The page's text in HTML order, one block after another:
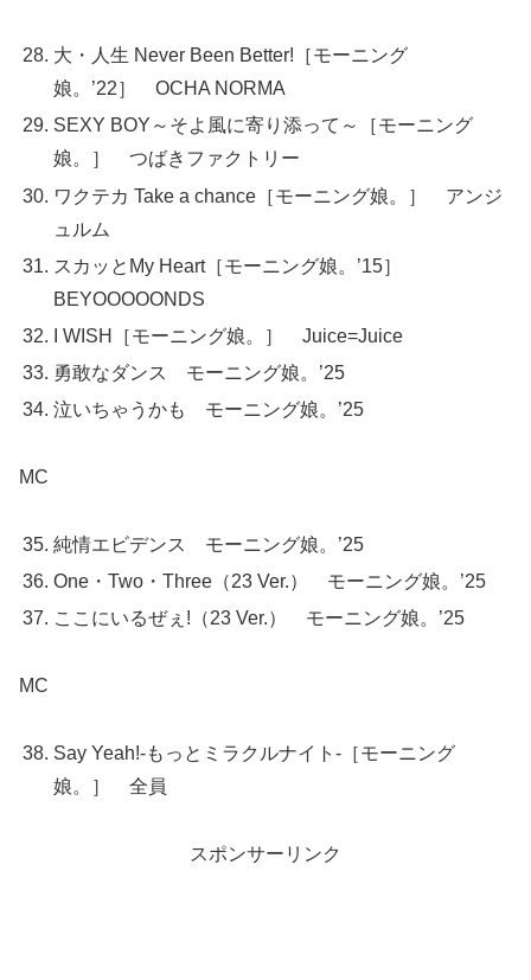
大・人生 Never Been Better!［モーニング
娘。’22］ OCHA NORMA
SEXY BOY～そよ風に寄り添って～［モーニング
娘。］ つばきファクトリー
ワクテカ Take a chance［モーニング娘。］ アンジ
ュルム
スカッとMy Heart［モーニング娘。’15］
BEYOOOOONDS
I WISH［モーニング娘。］ Juice=Juice
勇敢なダンス モーニング娘。’25
泣いちゃうかも モーニング娘。’25
MC
純情エビデンス モーニング娘。’25
One・Two・Three（23 Ver.） モーニング娘。’25
ここにいるぜぇ!（23 Ver.） モーニング娘。’25
MC
Say Yeah!-もっとミラクルナイト-［モーニング
娘。］ 全員
スポンサーリンク